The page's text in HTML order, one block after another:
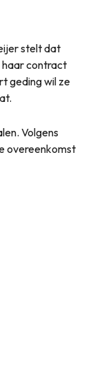
stelt dat
haar contract
geding wil ze
Volgens
overeenkomst